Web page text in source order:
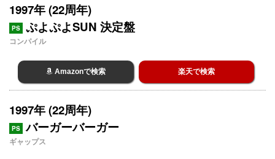
1997年 (22周年)
PS ぷよぷよSUN 決定盤
コンパイル
Amazonで検索 楽天で検索
1997年 (22周年)
PS バーガーバーガー
ギャップス